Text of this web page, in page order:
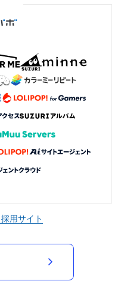
採用サイト